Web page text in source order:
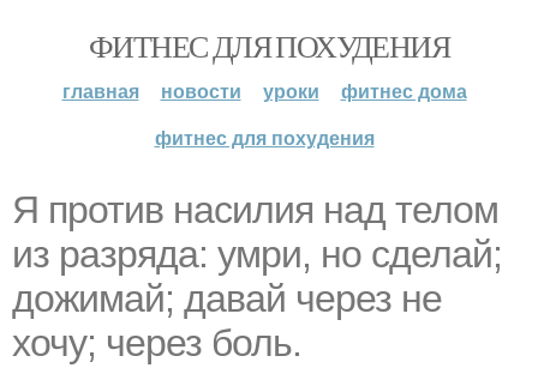
ФИТНЕС ДЛЯ ПОХУДЕНИЯ
главная новости уроки
фитнес дома
фитнес для похудения
Я против насилия над телом
из разряда: умри, но сделай;
дожимай; давай через не
хочу; через боль.